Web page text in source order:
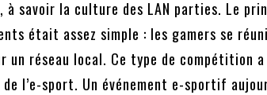
savoir la culture des LAN parties. Le
était assez simple : les gamers se
un réseau local. Ce type de compétition
de l’e-sport. Un événement e-sportif